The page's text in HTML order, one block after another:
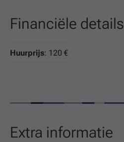
Financiële details
Huurprijs: 120 €
Extra informatie